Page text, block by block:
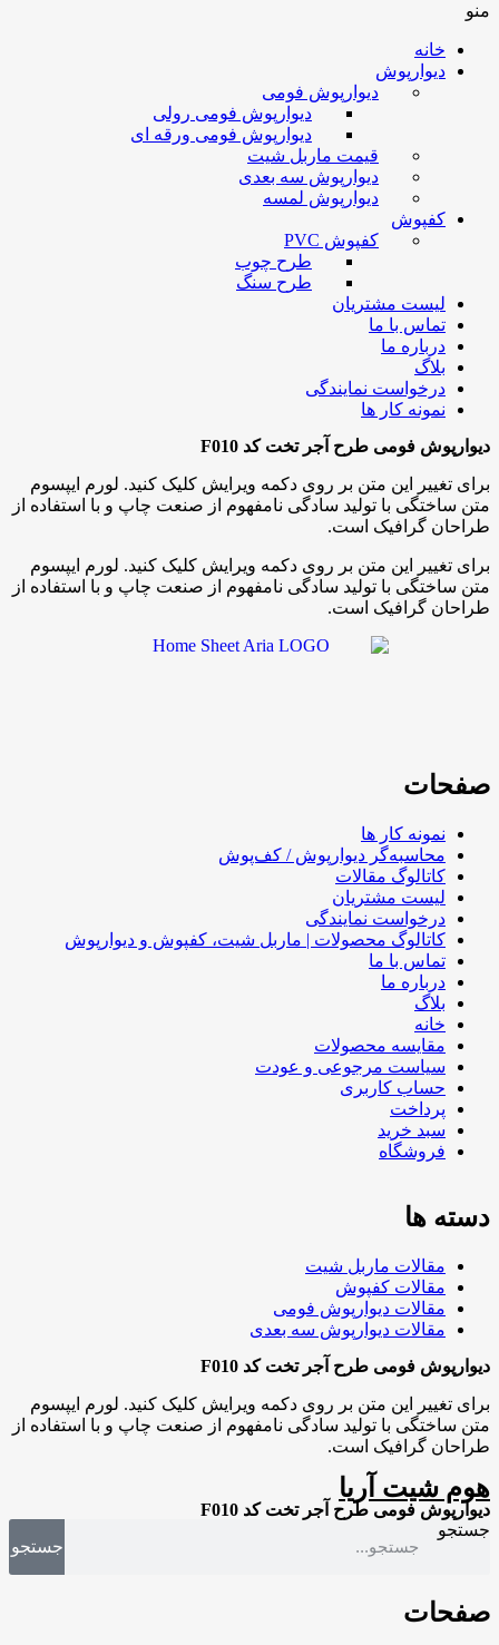
منو
خانه
دیوارپوش
دیوارپوش فومی
دیوارپوش فومی رولی
دیوارپوش فومی ورقه ای
قیمت ماربل شیت
دیوارپوش سه بعدی
دیوارپوش لمسه
کفپوش
کفپوش PVC
طرح چوب
طرح سنگ
لیست مشتریان
تماس با ما
درباره ما
بلاگ
درخواست نمایندگی
نمونه کار ها
دیوارپوش فومی طرح آجر تخت کد F010
برای تغییر این متن بر روی دکمه ویرایش کلیک کنید. لورم ایپسوم
متن ساختگی با تولید سادگی نامفهوم از صنعت چاپ و با استفاده از
طراحان گرافیک است.
برای تغییر این متن بر روی دکمه ویرایش کلیک کنید. لورم ایپسوم
متن ساختگی با تولید سادگی نامفهوم از صنعت چاپ و با استفاده از
طراحان گرافیک است.
صفحات
نمونه کار ها
محاسبه‌گر دیوارپوش / کف‌پوش
کاتالوگ مقالات
لیست مشتریان
درخواست نمایندگی
کاتالوگ محصولات | ماربل شیت، کفپوش و دیوارپوش
تماس با ما
درباره ما
بلاگ
خانه
مقایسه محصولات
سیاست مرجوعی و عودت
حساب کاربری
پرداخت
سبد خرید
فروشگاه
دسته ها
مقالات ماربل شیت
مقالات کفپوش
مقالات دیوارپوش فومی
مقالات دیوارپوش سه بعدی
دیوارپوش فومی طرح آجر تخت کد F010
برای تغییر این متن بر روی دکمه ویرایش کلیک کنید. لورم ایپسوم
متن ساختگی با تولید سادگی نامفهوم از صنعت چاپ و با استفاده از
طراحان گرافیک است.
هوم شیت آریا
دیوارپوش فومی طرح آجر تخت کد F010
جستجو
جستجو
صفحات